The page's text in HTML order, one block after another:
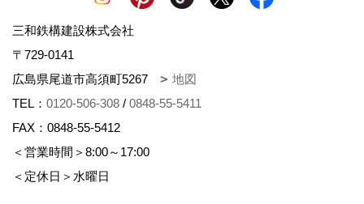
三和鉄構建設株式会社
〒729-0141
広島県尾道市高須町5267
地図
TEL： 0120-506-308 / 0848-55-5411
FAX：0848-55-5412
＜営業時間＞8:00～17:00
＜定休日＞水曜日